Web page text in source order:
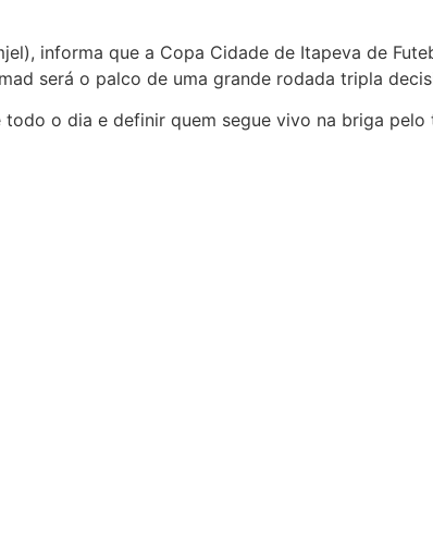
informa que a Copa Cidade de Itapeva de
será o palco de uma grande rodada tripla
o dia e definir quem segue vivo na briga